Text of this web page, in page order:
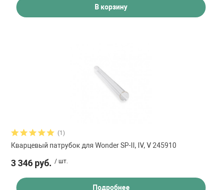
В корзину
(1)
Кварцевый патрубок для Wonder SP-II, IV, V 245910
3 346 руб. / шт.
Подробнее